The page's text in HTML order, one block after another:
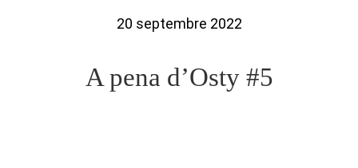
20 septembre 2022
A pena d’Osty #5